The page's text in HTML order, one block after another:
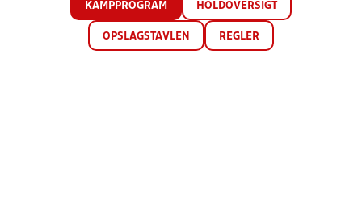
KAMPPROGRAM HOLDOVERSIGT
OPSLAGSTAVLEN REGLER